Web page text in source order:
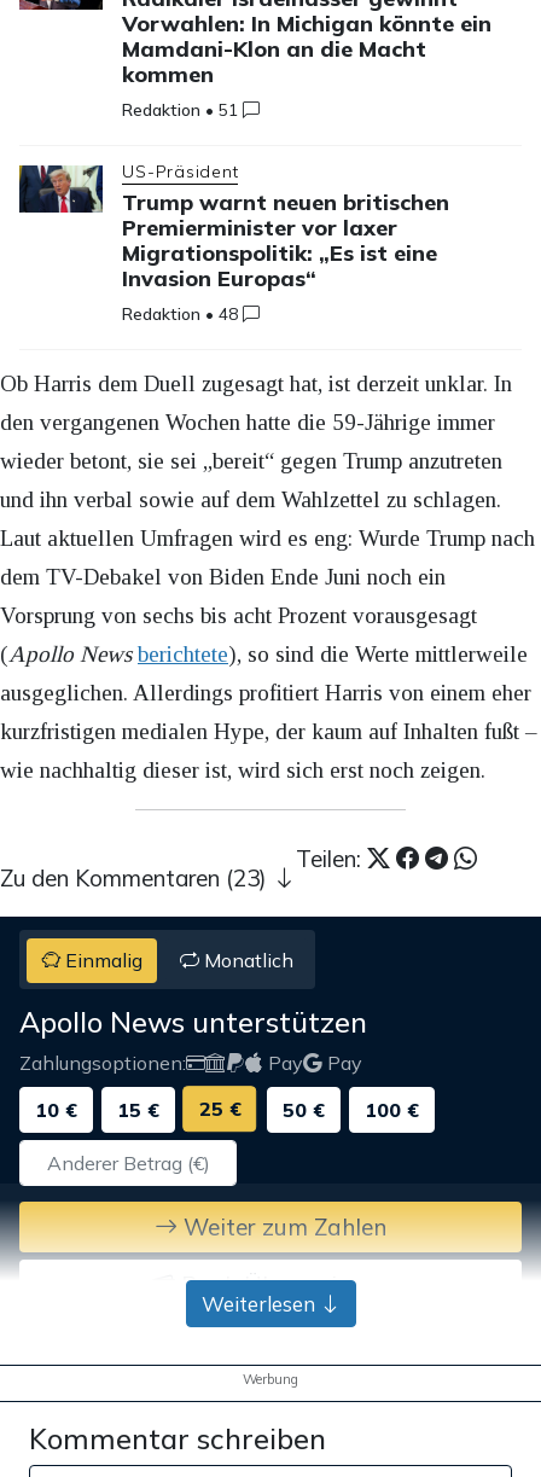
Vorwahlen: In Michigan könnte ein
Mamdani-Klon an die Macht
kommen
Redaktion •51
US-Präsident
Trump warnt neuen britischen
Premierminister vor laxer
Migrationspolitik: „Es ist eine
Invasion Europas“
Redaktion •48
Ob Harris dem Duell zugesagt hat, ist derzeit unklar. In
den vergangenen Wochen hatte die 59-Jährige immer
wieder betont, sie sei „bereit“ gegen Trump anzutreten
und ihn verbal sowie auf dem Wahlzettel zu schlagen.
Laut aktuellen Umfragen wird es eng: Wurde Trump nach
dem TV-Debakel von Biden Ende Juni noch ein
Vorsprung von sechs bis acht Prozent vorausgesagt
(Apollo News berichtete), so sind die Werte mittlerweile
ausgeglichen. Allerdings profitiert Harris von einem eher
kurzfristigen medialen Hype, der kaum auf Inhalten fußt –
wie nachhaltig dieser ist, wird sich erst noch zeigen.
Teilen:
Zu den Kommentaren (23)
Einmalig Monatlich
Apollo News unterstützen
Zahlungsoptionen: Pay
Pay
10 €
15 € 25 € 50 € 100 €
Weiter zum Zahlen
Bank-Überweisung
Weiterlesen
Werbung
Kommentar schreiben